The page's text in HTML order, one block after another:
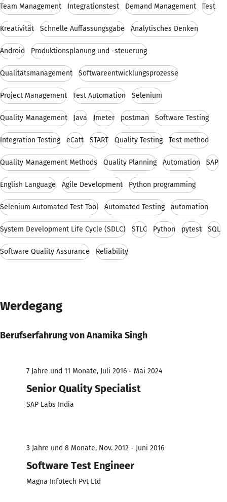
Team Management Integrationstest Demand Management Test
Kreativität Schnelle Auffassungsgabe Analytisches Denken
Android Produktionsplanung und -steuerung
Qualitätsmanagement Softwareentwicklungsprozesse
Project Management Test Automation Selenium
Quality Management Java Jmeter postman Software Testing
Integration Testing eCatt START Quality Testing Test method
Quality Management Methods Quality Planning Automation SAP
English Language Agile Development Python programming
Selenium Automated Test Tool Automated Testing automation
System Development Life Cycle (SDLC) STLC Python pytest SQL
Software Quality Assurance Reliability
Werdegang
Berufserfahrung von Anamika Singh
7 Jahre und 11 Monate, Juli 2016 - Mai 2024
Senior Quality Specialist
SAP Labs India
3 Jahre und 8 Monate, Nov. 2012 - Juni 2016
Software Test Engineer
Magna Infotech Pvt Ltd